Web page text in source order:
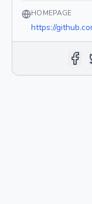
HOMEPAGE
https://